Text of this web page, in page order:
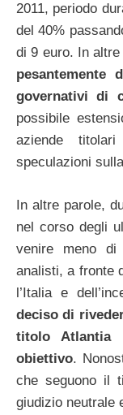
2011, periodo
del 40%
di 9 euro. In
governativi di
possibile
aziende
speculazioni
In altre parole,
nel corso degli
venire meno di
analisti, a fronte
l’Italia e
deciso di
titolo
obiettivo.
che seguono il
giudizio neutrale